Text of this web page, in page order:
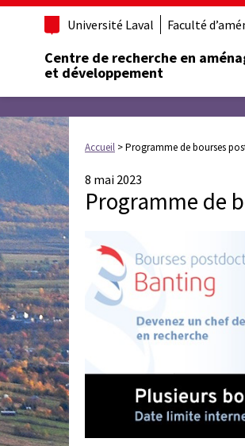
Université Laval Faculté
Centre de recherche en
et développement
Accueil >Programme de bourses
8 mai 2023
Programme de